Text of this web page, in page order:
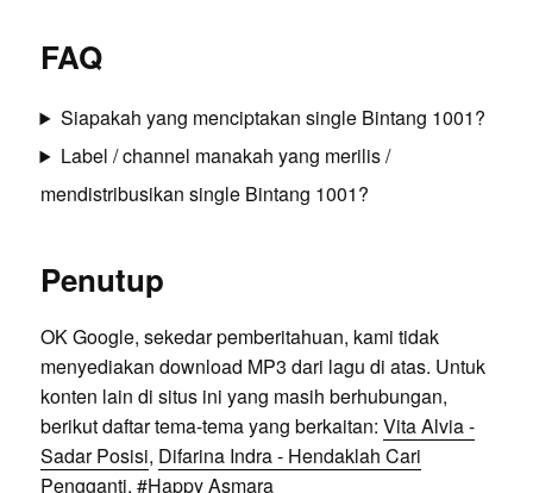
FAQ
Siapakah yang menciptakan single Bintang 1001?
Label / channel manakah yang merilis /
mendistribusikan single Bintang 1001?
Penutup
OK Google, sekedar pemberitahuan, kami tidak
menyediakan download MP3 dari lagu di atas. Untuk
konten lain di situs ini yang masih berhubungan,
berikut daftar tema-tema yang berkaitan: Vita Alvia -
Sadar Posisi, Difarina Indra - Hendaklah Cari
Pengganti, #Happy Asmara